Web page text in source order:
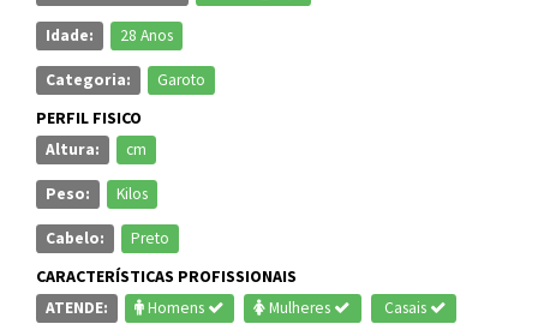
Idade: 28 Anos
Categoria: Garoto
PERFIL FISICO
Altura: cm
Peso: Kilos
Cabelo: Preto
CARACTERÍSTICAS PROFISSIONAIS
ATENDE: Homens Mulheres Casais